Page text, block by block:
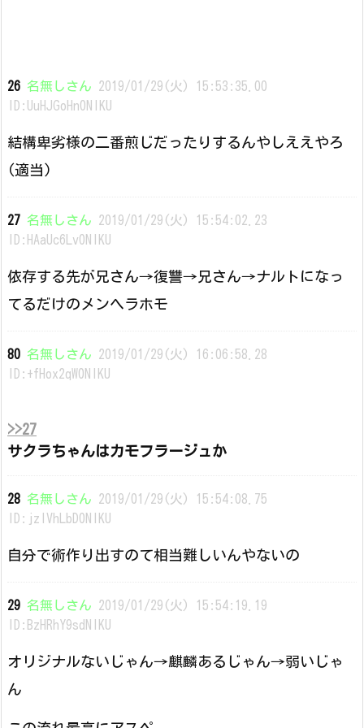
26 名無しさん 2019/01/29(火) 15:53:35.00
ID:UuHJGoHn0NIKU
結構卑劣様の二番煎じだったりするんやしええやろ
(適当)
27 名無しさん 2019/01/29(火) 15:54:02.23
ID:HAaUc6Lv0NIKU
依存する先が兄さん→復讐→兄さん→ナルトになっ
てるだけのメンヘラホモ
80 名無しさん 2019/01/29(火) 16:06:58.28
ID:+fHox2qW0NIKU
>>27
サクラちゃんはカモフラージュか
28 名無しさん 2019/01/29(火) 15:54:08.75
ID:jzIVhLbD0NIKU
自分で術作り出すのて相当難しいんやないの
29 名無しさん 2019/01/29(火) 15:54:19.19
ID:BzHRhY9sdNIKU
オリジナルないじゃん→麒麟あるじゃん→弱いじゃ
ん